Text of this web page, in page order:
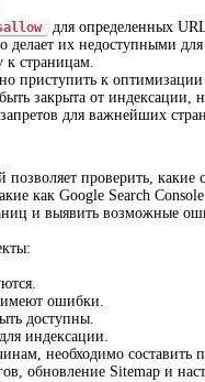
для определенных
делает их недоступными для
к страницам.
приступить к
закрыта от индексации,
для важнейших
проверить, какие
как Google Search
и выявить возможные
имеют ошибки.
доступны.
индексации.
необходимо составить
обновление Sitemap и